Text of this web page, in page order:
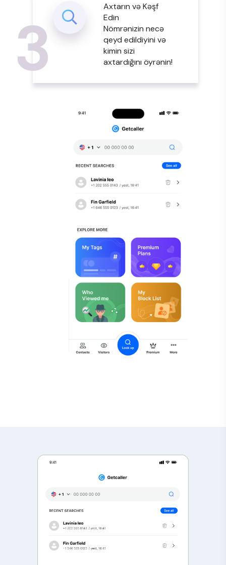
3
Axtarın və Kəşf
Edin
Nömrənizin necə
qeyd edildiyini və
kimin sizi
axtardığını öyrənin!